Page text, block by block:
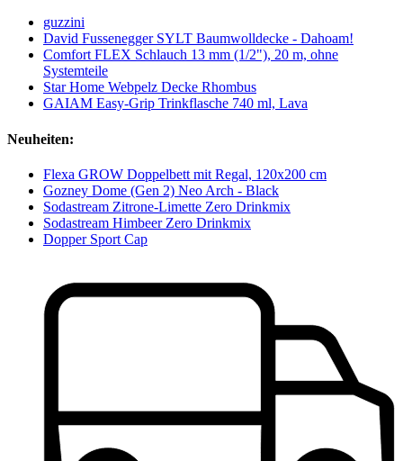
guzzini
David Fussenegger SYLT Baumwolldecke - Dahoam!
Comfort FLEX Schlauch 13 mm (1/2"), 20 m, ohne
Systemteile
Star Home Webpelz Decke Rhombus
GAIAM Easy-Grip Trinkflasche 740 ml, Lava
Neuheiten:
Flexa GROW Doppelbett mit Regal, 120x200 cm
Gozney Dome (Gen 2) Neo Arch - Black
Sodastream Zitrone-Limette Zero Drinkmix
Sodastream Himbeer Zero Drinkmix
Dopper Sport Cap